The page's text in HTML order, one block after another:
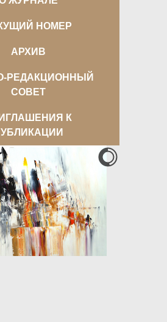
НОМЕР
АРХИВ
РЕДАКЦИОННЫЙ
СОВЕТ
К